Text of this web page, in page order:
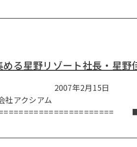
る星野リゾート社長・星野
2007年2月15日
ム